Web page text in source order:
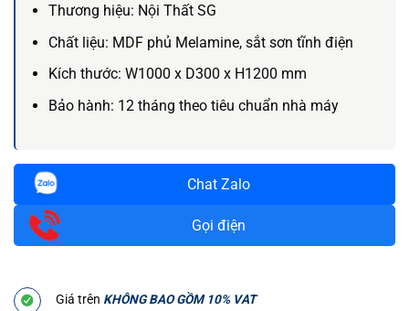
Thương hiệu: Nội Thất SG
Chất liệu: MDF phủ Melamine, sắt sơn tĩnh điện
Kích thước: W1000 x D300 x H1200 mm
Bảo hành: 12 tháng theo tiêu chuẩn nhà máy
Chat Zalo
Gọi điện
Giá trên KHÔNG BAO GỒM 10% VAT